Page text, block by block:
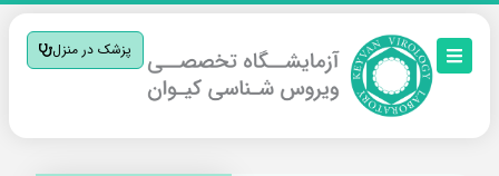
پزشک در منزل